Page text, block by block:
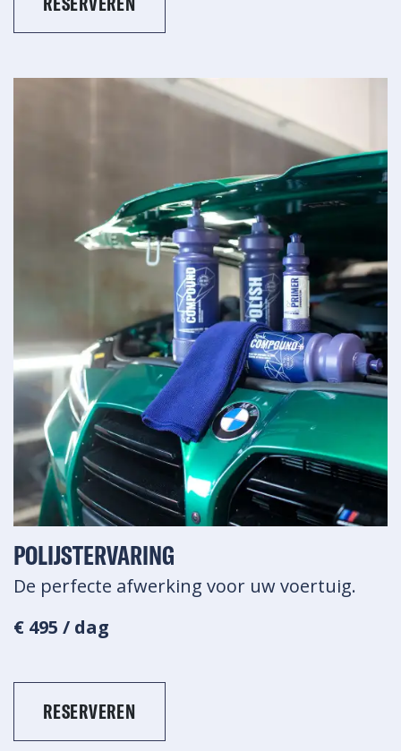
POLIJSTERVARING
De perfecte afwerking voor uw voertuig.
€ 495 / dag
RESERVEREN